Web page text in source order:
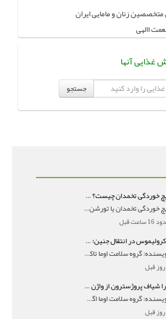
زنان و مامایی ایران
االهی
غذایی آنها
جستجو
پیچ خوردگی تخمدان چیست؟ علائم اورژانسی، تشخیص و درمان تورشن تخمدان
پیچ خوردگی تخمدان یا تورشن تخمدان زمانی رخ می‌ده
ساعت قبل
تاکرولیموس در انتقال جنین؛ آیا شانس لانه‌گزینی را افزایش می‌دهد؟
نویسنده: گروه سلامت اوما تاکرولیموس در انتقال جنین
چرا شیاف پروژسترون از واژن بیرون می‌ریزد؟ میزان جذب و زمان صحیح مصرف
نویسنده: گروه سلامت اوما اگر بعد از گذاشتن شیاف پر